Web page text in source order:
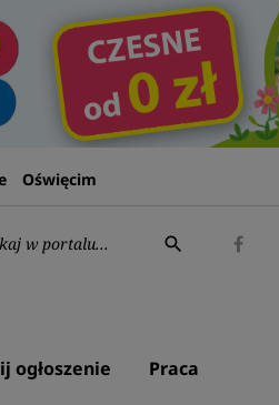
Oświęcim
Wyszukaj:
search
ogłoszenie Praca